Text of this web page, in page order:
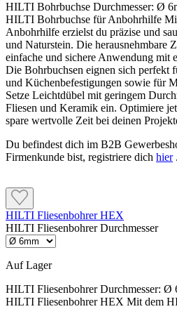
HILTI Bohrbuchse Durchmesser: Ø
HILTI Bohrbuchse für Anbohrhilfe
Anbohrhilfe erzielst du präzise und
und Naturstein. Die herausnehmbare
einfache und sichere Anwendung mit
Die Bohrbuchsen eignen sich perfekt
und Küchenbefestigungen sowie für
Setze Leichtdübel mit geringem
Fliesen und Keramik ein. Optimiere
spare wertvolle Zeit bei deinen
Du befindest dich im B2B
Firmenkunde bist, registriere dich hier.
HILTI Fliesenbohrer HEX
HILTI Fliesenbohrer Durchmesser
Auf Lager
HILTI Fliesenbohrer Durchmesser: Ø
HILTI Fliesenbohrer HEX Mit dem